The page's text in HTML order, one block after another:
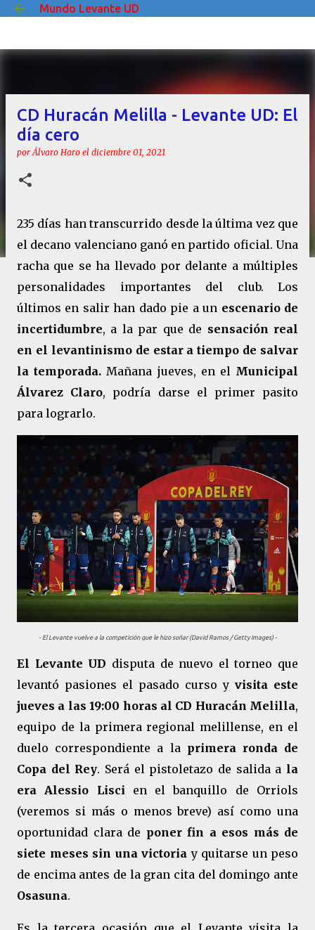
Ir al contenido principal
Mundo Levante UD
CD Huracán Melilla - Levante UD: El
día cero
porÁlvaro Haro el diciembre 01, 2021
235 días han transcurrido desde la última vez que
el decano valenciano ganó en partido oficial. Una
racha que se ha llevado por delante a múltiples
personalidades importantes del club. Los
últimos en salir han dado pie a un escenario de
incertidumbre, a la par que de sensación real
en el levantinismo de estar a tiempo de salvar
la temporada. Mañana jueves, en el Municipal
Álvarez Claro, podría darse el primer pasito
para lograrlo.
- El Levante vuelve a la competición que le hizo soñar (David Ramos / Getty Images) -
El Levante UD disputa de nuevo el torneo que
levantó pasiones el pasado curso y visita este
jueves a las 19:00 horas al CD Huracán Melilla,
equipo de la primera regional melillense, en el
duelo correspondiente a la primera ronda de
Copa del Rey. Será el pistoletazo de salida a la
era Alessio Lisci en el banquillo de Orriols
(veremos si más o menos breve) así como una
oportunidad clara de poner fin a esos más de
siete meses sin una victoria y quitarse un peso
de encima antes de la gran cita del domingo ante
Osasuna.